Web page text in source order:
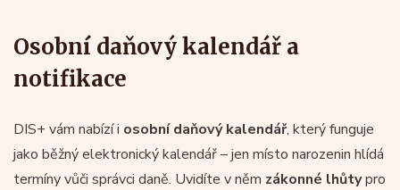
Osobní daňový kalendář a
notifikace
DIS+ vám nabízí i osobní daňový kalendář, který funguje
jako běžný elektronický kalendář – jen místo narozenin hlídá
termíny vůči správci daně. Uvidíte v něm zákonné lhůtypro